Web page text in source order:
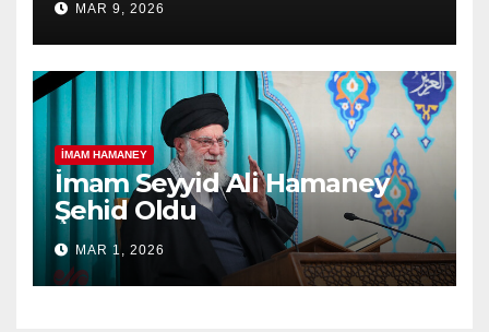
MAR 9, 2026
İMAM HAMANEY
İmam Seyyid Ali Hamaney
Şehid Oldu
MAR 1, 2026